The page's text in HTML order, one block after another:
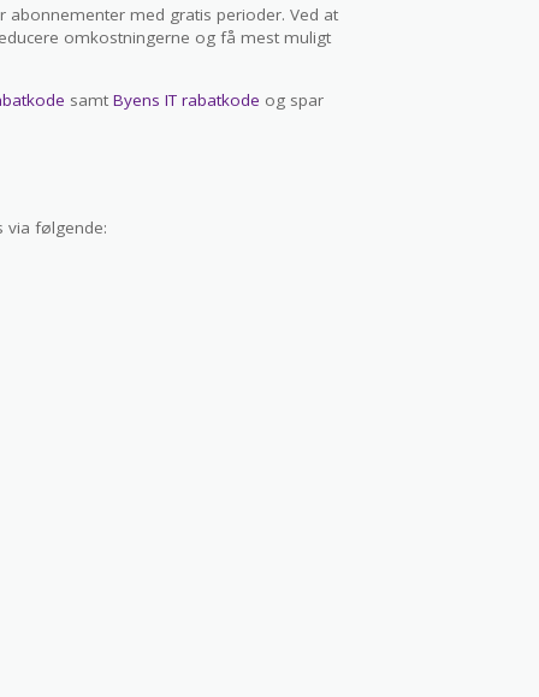
abonnementer med gratis perioder. Ved at
omkostningerne og få mest muligt
samt Byens IT rabatkode og spar
via følgende: